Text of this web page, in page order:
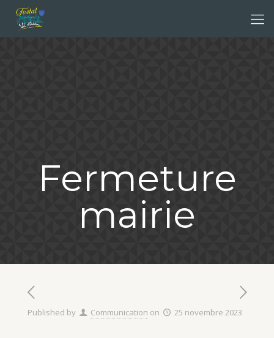
Fermeture
mairie
Published by Communication on 25 novembre 2023